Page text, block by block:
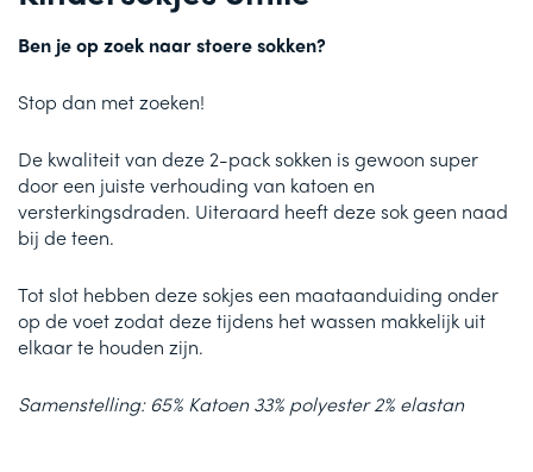
Ben je op zoek naar stoere sokken?
Stop dan met zoeken!
De kwaliteit van deze 2-pack sokken is gewoon super
door een juiste verhouding van katoen en
versterkingsdraden. Uiteraard heeft deze sok geen naad
bij de teen.
Tot slot hebben deze sokjes een maataanduiding onder
op de voet zodat deze tijdens het wassen makkelijk uit
elkaar te houden zijn.
Samenstelling: 65% Katoen 33% polyester 2% elastan